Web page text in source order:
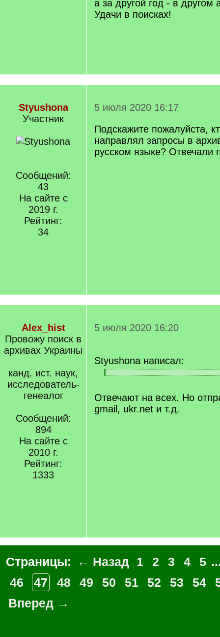
а за другой год - в другом
Удачи в поисках!
Styushona
Участник
Сообщений:
43
На сайте с
2019 г.
Рейтинг:
34
5 июля 2020 16:17
Подскажите пожалуйста,
направлял запросы в
русском языке? Отвечали
Alex_hist
Провожу поиск в
архивах Украины
канд. ист. наук,
исследователь-
генеалог
Сообщений:
894
На сайте с
2010 г.
Рейтинг:
1333
5 июля 2020 16:20
Styushona написал:
[
]
[
q
]
Отвечают на всех. Но
gmail, ukr.net и т.д.
Страницы: ← Назад 1 2 3 4 5
46
47 48 49 50 51 52 53 54
Вперед →